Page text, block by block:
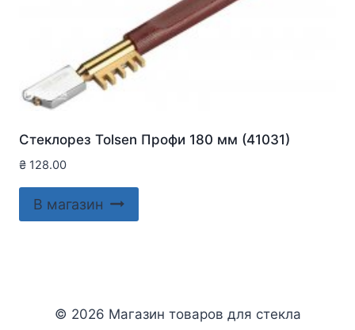
Стеклорез Tolsen Профи 180 мм (41031)
₴ 128.00
В магазин
© 2026 Магазин товаров для стекла